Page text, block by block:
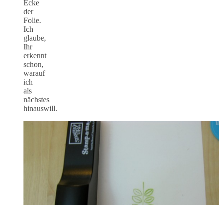
Ecke
der
Folie.
Ich
glaube,
Ihr
erkennt
schon,
warauf
ich
als
nächstes
hinauswill.